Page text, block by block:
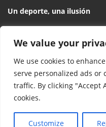
We value your
We use cookies to
serve personalized ads or
traffic. By clicking "Accept
cookies.
Customize
Un deporte, una ilusión
León. Todos los derechos